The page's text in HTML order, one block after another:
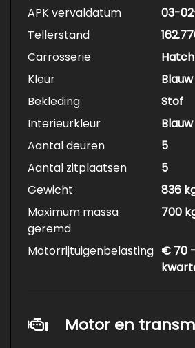
APK vervaldatum
03-
Tellerstand
Carrosserie
Kleur
Bekleding
Stof
Interieurkleur
Blauw
Aantal deuren
5
Aantal zitplaatsen
5
Gewicht
836
Maximum massa
geremd
700
Motorrijtuigenbelasting € 70
Motor en